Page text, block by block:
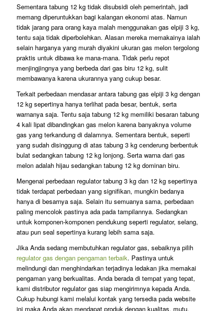
Sementara tabung 12 kg tidak disubsidi oleh pemerintah, jadi
memang diperuntukkan bagi kalangan ekonomi atas. Namun
tidak jarang para orang kaya malah menggunakan gas elpiji 3 kg,
tentu saja tidak diperbolehkan. Alasan mereka memakainya ialah
selain harganya yang murah diyakini ukuran gas melon tergolong
praktis untuk dibawa ke mana-mana. Tidak perlu repot
menjingjingnya yang berbeda dari gas biru 12 kg, sulit
membawanya karena ukurannya yang cukup besar.
Terkait perbedaan mendasar antara tabung gas elpiji 3 kg dengan
12 kg sepertinya hanya terlihat pada besar, bentuk, serta
warnanya saja. Tentu saja tabung 12 kg memiliki besaran tabung
4 kali lipat dibandingkan gas melon karena banyaknya volume
gas yang terkandung di dalamnya. Sementara bentuk, seperti
yang sudah disinggung di atas tabung 3 kg cenderung berbentuk
bulat sedangkan tabung 12 kg lonjong. Serta warna dari gas
melon adalah hijau sedangkan tabung 12 kg dominan biru.
Mengenai perbedaan regulator tabung 3 kg dan 12 kg sepertinya
tidak terdapat perbedaan yang signifikan, mungkin bedanya
hanya di besarnya saja. Selain itu semuanya sama, perbedaan
paling mencolok pastinya ada pada tampilannya. Sedangkan
untuk komponen-komponen pendukung seperti regulator, selang,
atau pun seal sepertinya kurang lebih sama saja.
Jika Anda sedang membutuhkan regulator gas, sebaiknya pilih
regulator gas dengan pengaman terbaik. Pastinya untuk
melindungi dan menghindarkan terjadinya ledakan jika memakai
pengaman yang berkualitas. Anda berada di tempat yang tepat,
kami distributor regulator gas siap mengirimnya kepada Anda.
Cukup hubungi kami melalui kontak yang tersedia pada website
ini maka Anda akan mendapat produk dengan kualitas, mutu,